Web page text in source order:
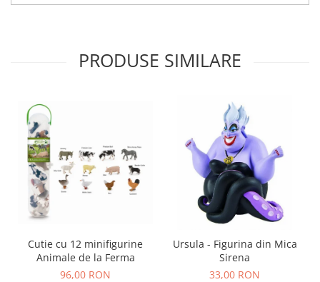
PRODUSE SIMILARE
Cutie cu 12 minifigurine
Animale de la Ferma
96,00 RON
Ursula - Figurina din Mica
Sirena
33,00 RON